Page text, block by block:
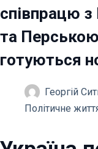
співпрацю
та
готуються
Георгій
Політичне